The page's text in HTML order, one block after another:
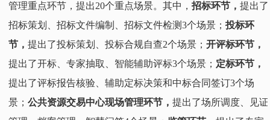
管理重点环节，提出20个重点场景。其中，招标环节，提出了
招标策划、招标文件编制、招标文件检测3个场景；投标环
节，提出了投标策划、投标合规自查2个场景；开评标环节，
提出了开标、专家抽取、智能辅助评标3个场景； 定标环节，
提出了评标报告核验、辅助定标决策和中标合同签订3个场
景；公共资源交易中心现场管理环节，提出了场所调度、见证